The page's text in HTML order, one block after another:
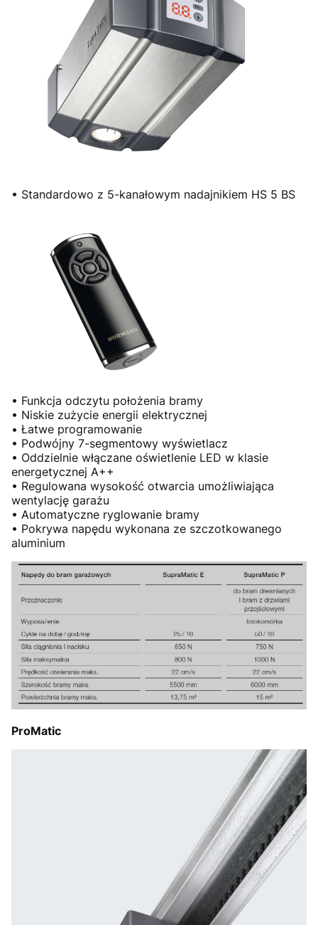
• Standardowo z 5-kanałowym nadajnikiem HS 5 BS
• Funkcja odczytu położenia bramy
• Niskie zużycie energii elektrycznej
• Łatwe programowanie
• Podwójny 7-segmentowy wyświetlacz
• Oddzielnie włączane oświetlenie LED w klasie
energetycznej A++
• Regulowana wysokość otwarcia umożliwiająca
wentylację garażu
• Automatyczne ryglowanie bramy
• Pokrywa napędu wykonana ze szczotkowanego
aluminium
ProMatic